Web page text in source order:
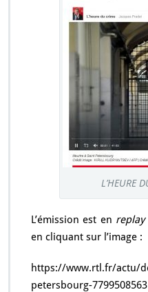
L’HEURE
L’émission est en replay
en cliquant sur l’image :
https://www.rtl.fr/actu/
petersbourg-7799508563